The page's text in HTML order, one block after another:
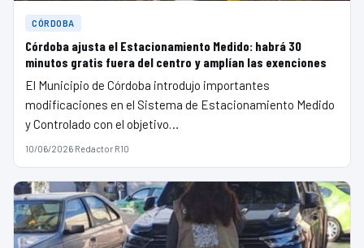
CÓRDOBA
Córdoba ajusta el Estacionamiento Medido: habrá 30
minutos gratis fuera del centro y amplían las exenciones
El Municipio de Córdoba introdujo importantes
modificaciones en el Sistema de Estacionamiento Medido
y Controlado con el objetivo…
10/06/2026·Redactor R10